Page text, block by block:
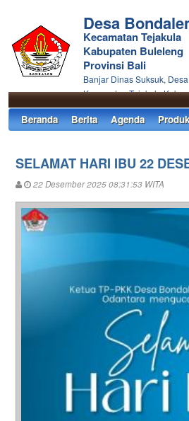
Desa
Kecamatan Tejakula
Kabupaten Buleleng
Provinsi Bali
Banjar Dinas Suksuk,
Kecamatan Tejakula
Beranda Berita Agenda
SELAMAT HARI IBU 22
22 Desember 2025 08:31:53 WITA